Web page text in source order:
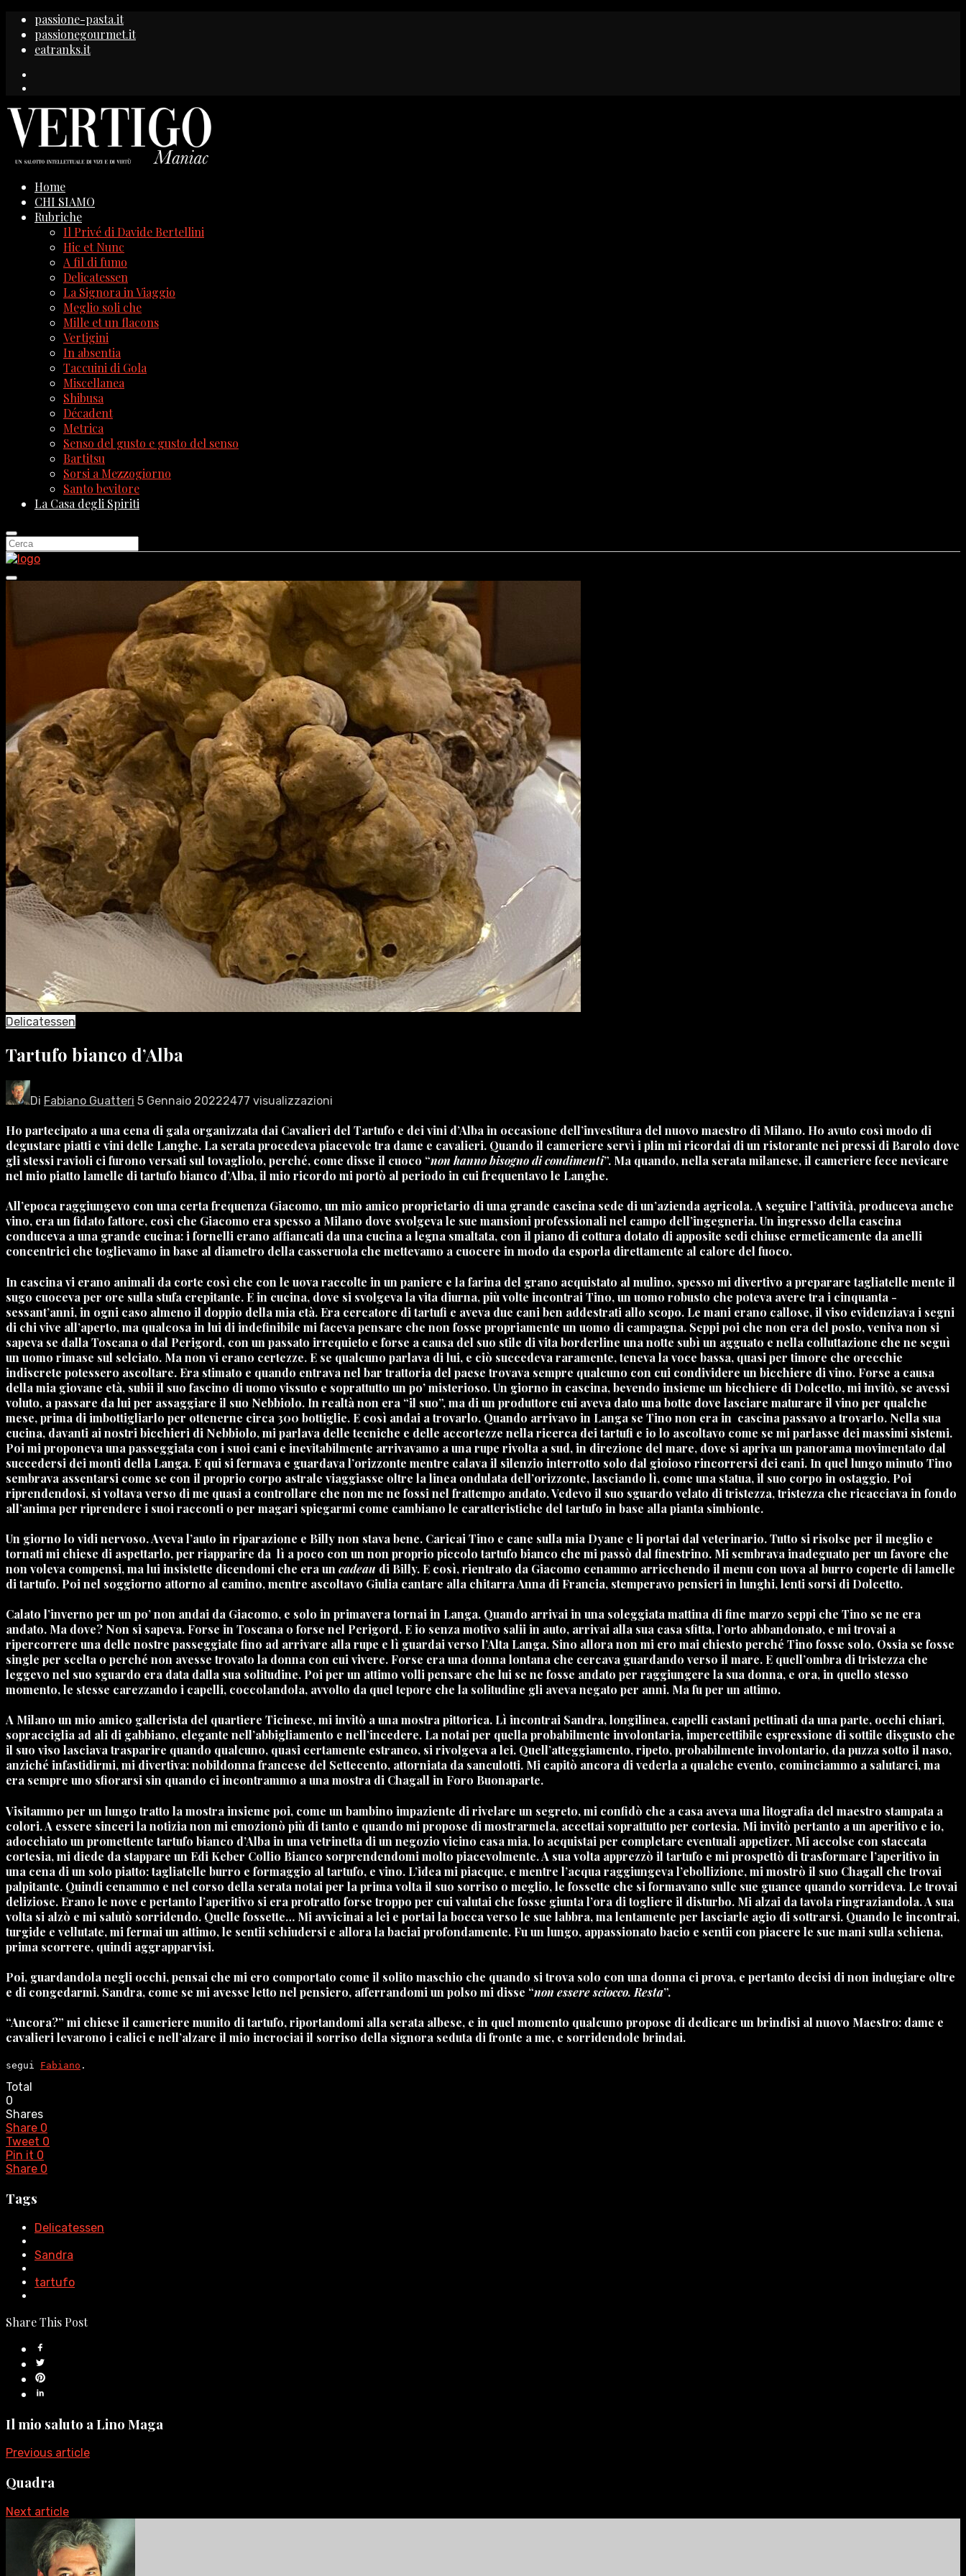
passione-pasta.it
passionegourmet.it
eatranks.it
Home
CHI SIAMO
Rubriche
Il Privé di Davide Bertellini
Hic et Nunc
A fil di fumo
Delicatessen
La Signora in Viaggio
Meglio soli che
Mille et un flacons
Vertigini
In absentia
Taccuini di Gola
Miscellanea
Shibusa
Décadent
Metrica
Senso del gusto e gusto del senso
Bartitsu
Sorsi a Mezzogiorno
Santo bevitore
La Casa degli Spiriti
Delicatessen
Tartufo bianco d’Alba
Di Fabiano Guatteri 5 Gennaio 20222477 visualizzazioni
Ho partecipato a una cena di gala organizzata dai Cavalieri del Tartufo e dei vini d’Alba in occasione dell’investitura del nuovo maestro di Milano. Ho avuto così modo di
degustare piatti e vini delle Langhe. La serata procedeva piacevole tra dame e cavalieri. Quando il cameriere servì i plin mi ricordai di un ristorante nei pressi di Barolo dove
gli stessi ravioli ci furono versati sul tovagliolo, perché, come disse il cuoco “non hanno bisogno di condimenti”. Ma quando, nella serata milanese, il cameriere fece nevicare
nel mio piatto lamelle di tartufo bianco d’Alba, il mio ricordo mi portò al periodo in cui frequentavo le Langhe.
All’epoca raggiungevo con una certa frequenza Giacomo, un mio amico proprietario di una grande cascina sede di un’azienda agricola. A seguire l’attività, produceva anche
vino, era un fidato fattore, così che Giacomo era spesso a Milano dove svolgeva le sue mansioni professionali nel campo dell’ingegneria. Un ingresso della cascina
conduceva a una grande cucina: i fornelli erano affiancati da una cucina a legna smaltata, con il piano di cottura dotato di apposite sedi chiuse ermeticamente da anelli
concentrici che toglievamo in base al diametro della casseruola che mettevamo a cuocere in modo da esporla direttamente al calore del fuoco.
In cascina vi erano animali da corte così che con le uova raccolte in un paniere e la farina del grano acquistato al mulino, spesso mi divertivo a preparare tagliatelle mente il
sugo cuoceva per ore sulla stufa crepitante. E in cucina, dove si svolgeva la vita diurna, più volte incontrai Tino, un uomo robusto che poteva avere tra i cinquanta -
sessant’anni, in ogni caso almeno il doppio della mia età. Era cercatore di tartufi e aveva due cani ben addestrati allo scopo. Le mani erano callose, il viso evidenziava i segni
di chi vive all’aperto, ma qualcosa in lui di indefinibile mi faceva pensare che non fosse propriamente un uomo di campagna. Seppi poi che non era del posto, veniva non si
sapeva se dalla Toscana o dal Perigord, con un passato irrequieto e forse a causa del suo stile di vita borderline una notte subì un agguato e nella colluttazione che ne seguì
un uomo rimase sul selciato. Ma non vi erano certezze. E se qualcuno parlava di lui, e ciò succedeva raramente, teneva la voce bassa, quasi per timore che orecchie
indiscrete potessero ascoltare. Era stimato e quando entrava nel bar trattoria del paese trovava sempre qualcuno con cui condividere un bicchiere di vino. Forse a causa
della mia giovane età, subii il suo fascino di uomo vissuto e soprattutto un po’ misterioso. Un giorno in cascina, bevendo insieme un bicchiere di Dolcetto, mi invitò, se avessi
voluto, a passare da lui per assaggiare il suo Nebbiolo. In realtà non era “il suo”, ma di un produttore cui aveva dato una botte dove lasciare maturare il vino per qualche
mese, prima di imbottigliarlo per ottenerne circa 300 bottiglie. E così andai a trovarlo. Quando arrivavo in Langa se Tino non era in cascina passavo a trovarlo. Nella sua
cucina, davanti ai nostri bicchieri di Nebbiolo, mi parlava delle tecniche e delle accortezze nella ricerca dei tartufi e io lo ascoltavo come se mi parlasse dei massimi sistemi.
Poi mi proponeva una passeggiata con i suoi cani e inevitabilmente arrivavamo a una rupe rivolta a sud, in direzione del mare, dove si apriva un panorama movimentato dal
succedersi dei monti della Langa. E qui si fermava e guardava l’orizzonte mentre calava il silenzio interrotto solo dal gioioso rincorrersi dei cani. In quel lungo minuto Tino
sembrava assentarsi come se con il proprio corpo astrale viaggiasse oltre la linea ondulata dell’orizzonte, lasciando lì, come una statua, il suo corpo in ostaggio. Poi
riprendendosi, si voltava verso di me quasi a controllare che non me ne fossi nel frattempo andato. Vedevo il suo sguardo velato di tristezza, tristezza che ricacciava in fondo
all’anima per riprendere i suoi racconti o per magari spiegarmi come cambiano le caratteristiche del tartufo in base alla pianta simbionte.
Un giorno lo vidi nervoso. Aveva l’auto in riparazione e Billy non stava bene. Caricai Tino e cane sulla mia Dyane e li portai dal veterinario. Tutto si risolse per il meglio e
tornati mi chiese di aspettarlo, per riapparire da lì a poco con un non proprio piccolo tartufo bianco che mi passò dal finestrino. Mi sembrava inadeguato per un favore che
non voleva compensi, ma lui insistette dicendomi che era un cadeau di Billy. E così, rientrato da Giacomo cenammo arricchendo il menu con uova al burro coperte di lamelle
di tartufo. Poi nel soggiorno attorno al camino, mentre ascoltavo Giulia cantare alla chitarra Anna di Francia, stemperavo pensieri in lunghi, lenti sorsi di Dolcetto.
Calato l’inverno per un po’ non andai da Giacomo, e solo in primavera tornai in Langa. Quando arrivai in una soleggiata mattina di fine marzo seppi che Tino se ne era
andato. Ma dove? Non si sapeva. Forse in Toscana o forse nel Perigord. E io senza motivo salii in auto, arrivai alla sua casa sfitta, l’orto abbandonato, e mi trovai a
ripercorrere una delle nostre passeggiate fino ad arrivare alla rupe e lì guardai verso l’Alta Langa. Sino allora non mi ero mai chiesto perché Tino fosse solo. Ossia se fosse
single per scelta o perché non avesse trovato la donna con cui vivere. Forse era una donna lontana che cercava guardando verso il mare. E quell’ombra di tristezza che
leggevo nel suo sguardo era data dalla sua solitudine. Poi per un attimo volli pensare che lui se ne fosse andato per raggiungere la sua donna, e ora, in quello stesso
momento, le stesse carezzando i capelli, coccolandola, avvolto da quel tepore che la solitudine gli aveva negato per anni. Ma fu per un attimo.
A Milano un mio amico gallerista del quartiere Ticinese, mi invitò a una mostra pittorica. Lì incontrai Sandra, longilinea, capelli castani pettinati da una parte, occhi chiari,
sopracciglia ad ali di gabbiano, elegante nell’abbigliamento e nell’incedere. La notai per quella probabilmente involontaria, impercettibile espressione di sottile disgusto che
il suo viso lasciava trasparire quando qualcuno, quasi certamente estraneo, si rivolgeva a lei. Quell’atteggiamento, ripeto, probabilmente involontario, da puzza sotto il naso,
anziché infastidirmi, mi divertiva: nobildonna francese del Settecento, attorniata da sanculotti. Mi capitò ancora di vederla a qualche evento, cominciammo a salutarci, ma
era sempre uno sfiorarsi sin quando ci incontrammo a una mostra di Chagall in Foro Buonaparte.
Visitammo per un lungo tratto la mostra insieme poi, come un bambino impaziente di rivelare un segreto, mi confidò che a casa aveva una litografia del maestro stampata a
colori. A essere sinceri la notizia non mi emozionò più di tanto e quando mi propose di mostrarmela, accettai soprattutto per cortesia. Mi invitò pertanto a un aperitivo e io,
adocchiato un promettente tartufo bianco d’Alba in una vetrinetta di un negozio vicino casa mia, lo acquistai per completare eventuali appetizer. Mi accolse con staccata
cortesia, mi diede da stappare un Edi Keber Collio Bianco sorprendendomi molto piacevolmente. A sua volta apprezzò il tartufo e mi prospettò di trasformare l’aperitivo in
una cena di un solo piatto: tagliatelle burro e formaggio al tartufo, e vino. L’idea mi piacque, e mentre l’acqua raggiungeva l’ebollizione, mi mostrò il suo Chagall che trovai
palpitante. Quindi cenammo e nel corso della serata notai per la prima volta il suo sorriso o meglio, le fossette che si formavano sulle sue guance quando sorrideva. Le trovai
deliziose. Erano le nove e pertanto l’aperitivo si era protratto forse troppo per cui valutai che fosse giunta l’ora di togliere il disturbo. Mi alzai da tavola ringraziandola. A sua
volta si alzò e mi salutò sorridendo. Quelle fossette… Mi avvicinai a lei e portai la bocca verso le sue labbra, ma lentamente per lasciarle agio di sottrarsi. Quando le incontrai,
turgide e vellutate, mi fermai un attimo, le sentii schiudersi e allora la baciai profondamente. Fu un lungo, appassionato bacio e sentii con piacere le sue mani sulla schiena,
prima scorrere, quindi aggrapparvisi.
Poi, guardandola negli occhi, pensai che mi ero comportato come il solito maschio che quando si trova solo con una donna ci prova, e pertanto decisi di non indugiare oltre
e di congedarmi. Sandra, come se mi avesse letto nel pensiero, afferrandomi un polso mi disse “non essere sciocco. Resta”.
“Ancora?” mi chiese il cameriere munito di tartufo, riportandomi alla serata albese, e in quel momento qualcuno propose di dedicare un brindisi al nuovo Maestro: dame e
cavalieri levarono i calici e nell’alzare il mio incrociai il sorriso della signora seduta di fronte a me, e sorridendole brindai.
segui Fabiano .
Total
0
Shares
Share 0
Tweet 0
Pin it 0
Share 0
Tags
Delicatessen
Sandra
tartufo
Share This Post
Il mio saluto a Lino Maga
Previous article
Quadra
Next article